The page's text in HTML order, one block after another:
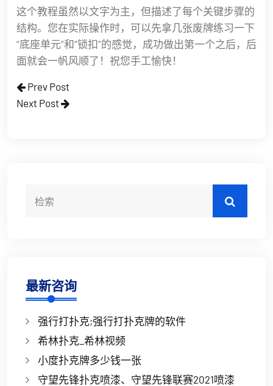
这个教程虽然以文字为主，但描述了每个关键步骤的
结构。您在实际操作时，可以先拿几张废牌练习一下
“底座单元”和“锁扣”的感觉，成功做出第一个之后，后
面就会一帆风顺了！祝您手工愉快！
Prev Post
Next Post
最新咨询
强行打扑克;强行打扑克牌的软件
希林扑克_希林视频
小度扑克牌多少钱一张
守望先锋扑克喷漆、守望先锋联赛2021喷漆